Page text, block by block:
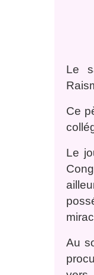
Le
Ce
Le
Au